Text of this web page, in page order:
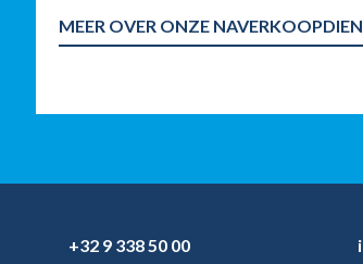
MEER OVER ONZE
+32 9 338 50 00